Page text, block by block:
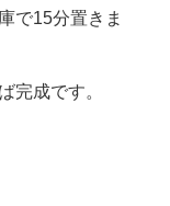
で15分置きま
完成です。